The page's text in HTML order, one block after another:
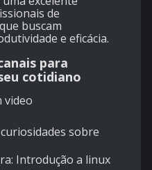
de
buscam
e eficácia.
para
cotidiano
video
sobre
Introdução a linux